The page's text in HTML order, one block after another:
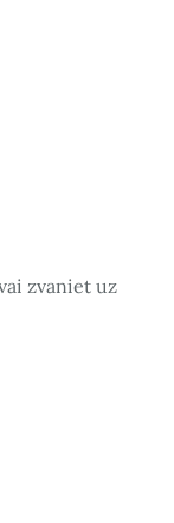
zvaniet uz